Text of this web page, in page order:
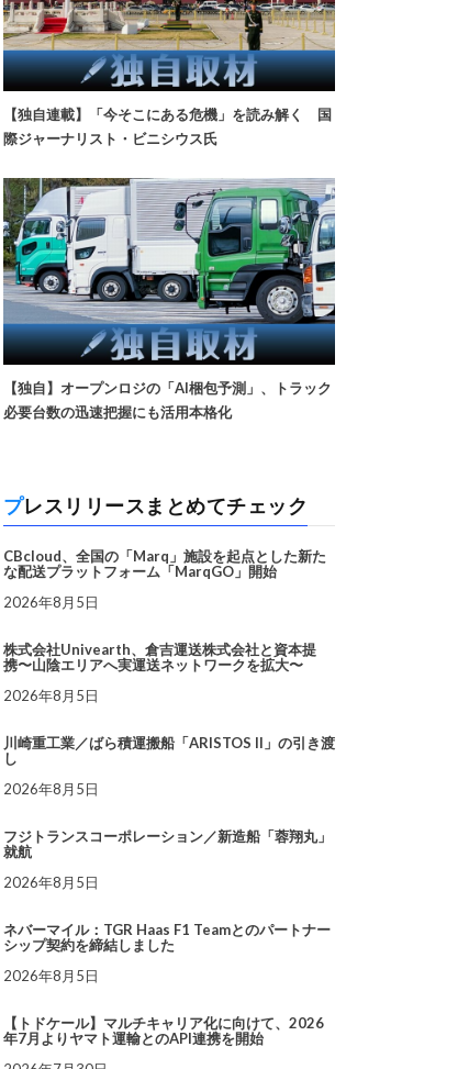
【独自連載】「今そこにある危機」を読み解く 国
際ジャーナリスト・ビニシウス氏
【独自】オープンロジの「AI梱包予測」、トラック
必要台数の迅速把握にも活用本格化
プレスリリースまとめてチェック
CBcloud、全国の「Marq」施設を起点とした新た
な配送プラットフォーム「MarqGO」開始
2026年8月5日
株式会社Univearth、倉吉運送株式会社と資本提
携〜山陰エリアへ実運送ネットワークを拡大〜
2026年8月5日
川崎重工業／ばら積運搬船「ARISTOS II」の引き渡
し
2026年8月5日
フジトランスコーポレーション／新造船「蓉翔丸」
就航
2026年8月5日
ネバーマイル：TGR Haas F1 Teamとのパートナー
シップ契約を締結しました
2026年8月5日
【トドケール】マルチキャリア化に向けて、2026
年7月よりヤマト運輸とのAPI連携を開始